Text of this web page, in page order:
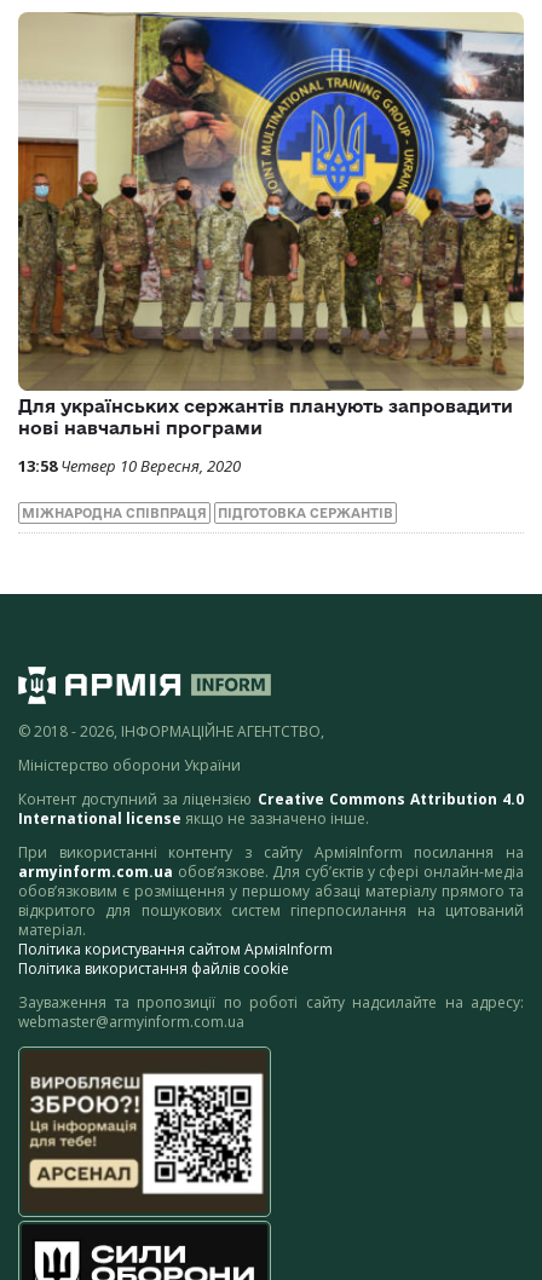
Для українських сержантів планують запровадити
нові навчальні програми
13:58 Четвер 10 Вересня, 2020
МІЖНАРОДНА СПІВПРАЦЯ ПІДГОТОВКА СЕРЖАНТІВ
© 2018 - 2026, ІНФОРМАЦІЙНЕ АГЕНТСТВО,
Міністерство оборони України
Контент доступний за ліцензією Creative Commons Attribution 4.0
International license якщо не зазначено інше.
При використанні контенту з сайту АрміяInform посилання на
armyinform.com.ua обов’язкове. Для суб’єктів у сфері онлайн-медіа
обов’язковим є розміщення у першому абзаці матеріалу прямого та
відкритого для пошукових систем гіперпосилання на цитований
матеріал.
Політика користування сайтом АрміяInform
Політика використання файлів cookie
Зауваження та пропозиції по роботі сайту надсилайте на адресу:
webmaster@armyinform.com.ua